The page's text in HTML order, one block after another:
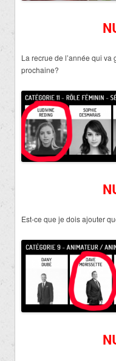
La recrue de l’année qui
prochaine?
Est-ce que je dois ajouter